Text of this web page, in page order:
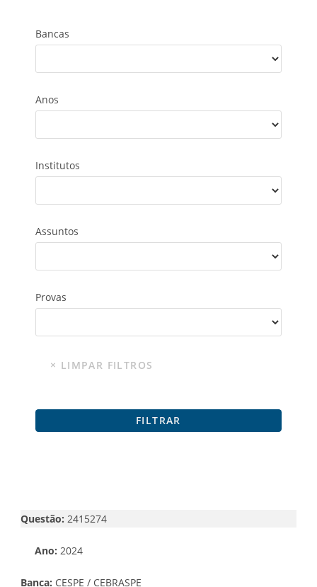
Bancas
Anos
Institutos
Assuntos
Provas
Questão: 2415274
Ano: 2024
Banca: CESPE / CEBRASPE